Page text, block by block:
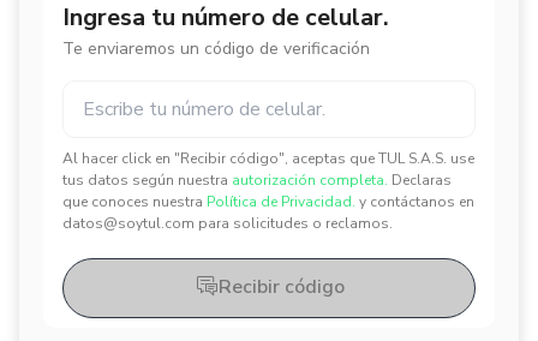
Ingresa tu número de celular.
Te enviaremos un código de verificación
Al hacer click en "Recibir código", aceptas que TUL S.A.S. use
tus datos según nuestra autorización completa. Declaras
que conoces nuestra Política de Privacidad. y contáctanos en
datos@soytul.com para solicitudes o reclamos.
✕
✕
Recibir código